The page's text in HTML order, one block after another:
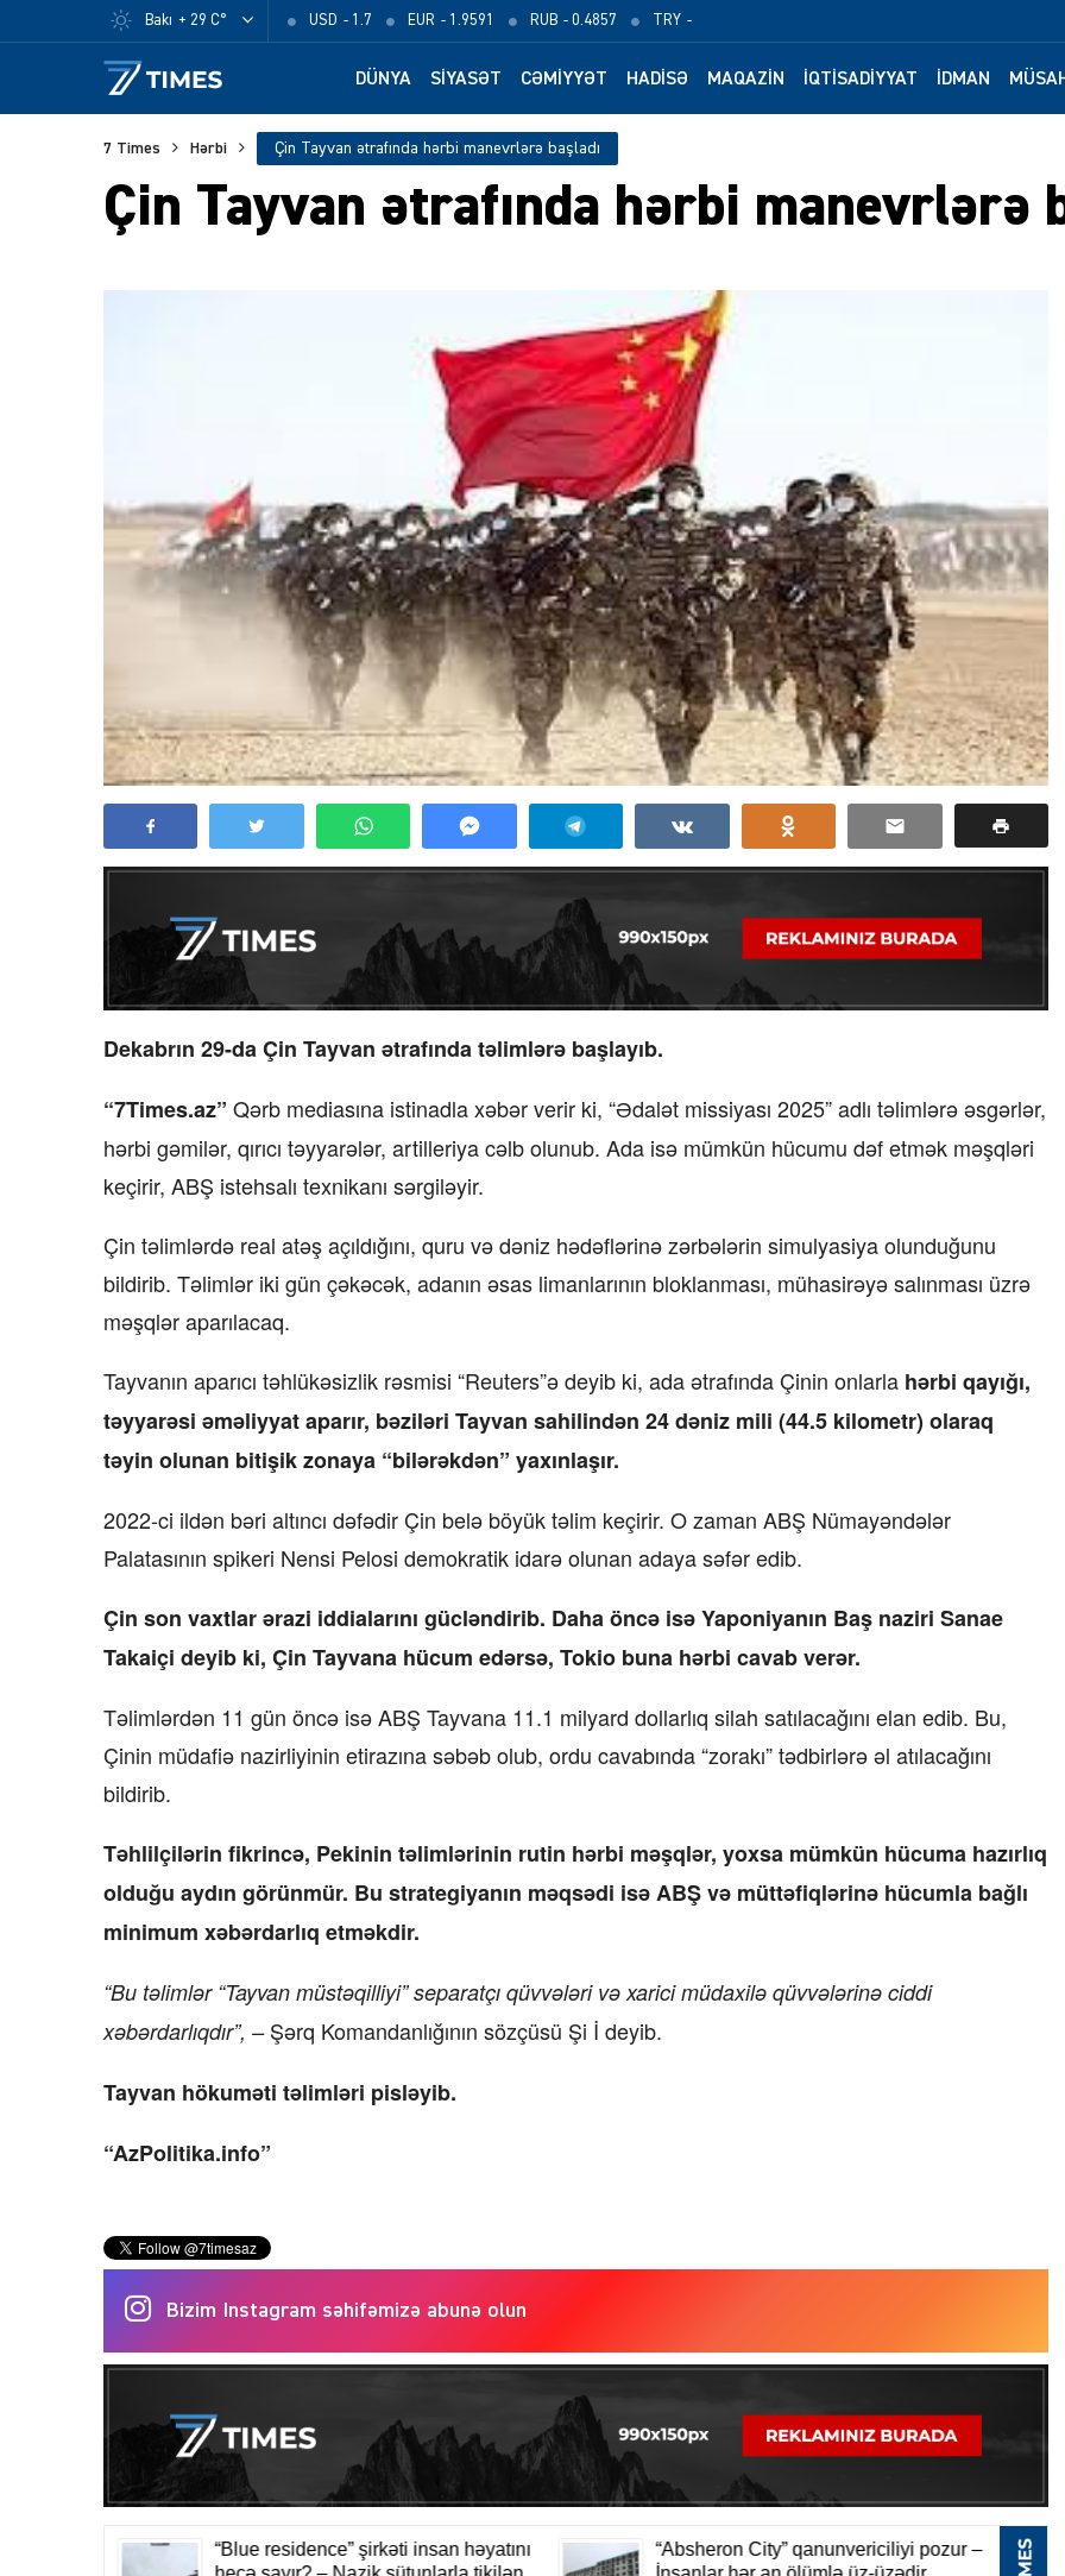
Bakı + 29 C° USD - 1.7 EUR - 1.9591 RUB - 0.4857 TRY -
DÜNYA SIYASƏT CƏMIYYƏT HADISƏ MAQAZIN İQTISADIYYAT İDMAN
7 Times Hərbi Çin Tayvan ətrafında hərbi manevrlərə başladı
Çin Tayvan ətrafında hərbi manevrlərə
Dekabrın 29-da Çin Tayvan ətrafında təlimlərə başlayıb.
“7Times.az” Qərb mediasına istinadla xəbər verir ki, “Ədalət missiyası 2025” adlı təlimlərə əsgərlər,
hərbi gəmilər, qırıcı təyyarələr, artilleriya cəlb olunub. Ada isə mümkün hücumu dəf etmək məşqləri
keçirir, ABŞ istehsalı texnikanı sərgiləyir.
Çin təlimlərdə real atəş açıldığını, quru və dəniz hədəflərinə zərbələrin simulyasiya olunduğunu
bildirib. Təlimlər iki gün çəkəcək, adanın əsas limanlarının bloklanması, mühasirəyə salınması üzrə
məşqlər aparılacaq.
Tayvanın aparıcı təhlükəsizlik rəsmisi “Reuters”ə deyib ki, ada ətrafında Çinin onlarla hərbi qayığı,
təyyarəsi əməliyyat aparır, bəziləri Tayvan sahilindən 24 dəniz mili (44.5 kilometr) olaraq
təyin olunan bitişik zonaya “bilərəkdən” yaxınlaşır.
2022-ci ildən bəri altıncı dəfədir Çin belə böyük təlim keçirir. O zaman ABŞ Nümayəndələr
Palatasının spikeri Nensi Pelosi demokratik idarə olunan adaya səfər edib.
Çin son vaxtlar ərazi iddialarını gücləndirib. Daha öncə isə Yaponiyanın Baş naziri Sanae
Takaiçi deyib ki, Çin Tayvana hücum edərsə, Tokio buna hərbi cavab verər.
Təlimlərdən 11 gün öncə isə ABŞ Tayvana 11.1 milyard dollarlıq silah satılacağını elan edib. Bu,
Çinin müdafiə nazirliyinin etirazına səbəb olub, ordu cavabında “zorakı” tədbirlərə əl atılacağını
bildirib.
Təhlilçilərin fikrincə, Pekinin təlimlərinin rutin hərbi məşqlər, yoxsa mümkün hücuma hazırlıq
olduğu aydın görünmür. Bu strategiyanın məqsədi isə ABŞ və müttəfiqlərinə hücumla bağlı
minimum xəbərdarlıq etməkdir.
“Bu təlimlər “Tayvan müstəqilliyi” separatçı qüvvələri və xarici müdaxilə qüvvələrinə ciddi
xəbərdarlıqdır”, –Şərq Komandanlığının sözçüsü Şi İ deyib.
Tayvan hökuməti təlimləri pisləyib.
“AzPolitika.info”
Bizim Instagram səhifəmizə abunə olun